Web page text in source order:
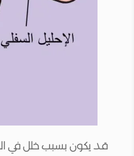
قد يكون بسبب خلل في